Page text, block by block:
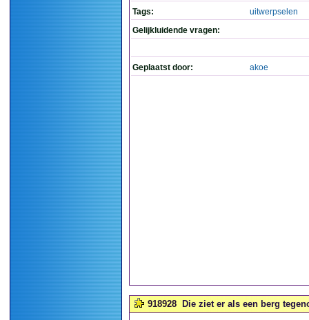
Tags:
uitwerpselen
Gelijkluidende vragen:
Geplaatst door: akoe
918928 Die ziet er als een berg